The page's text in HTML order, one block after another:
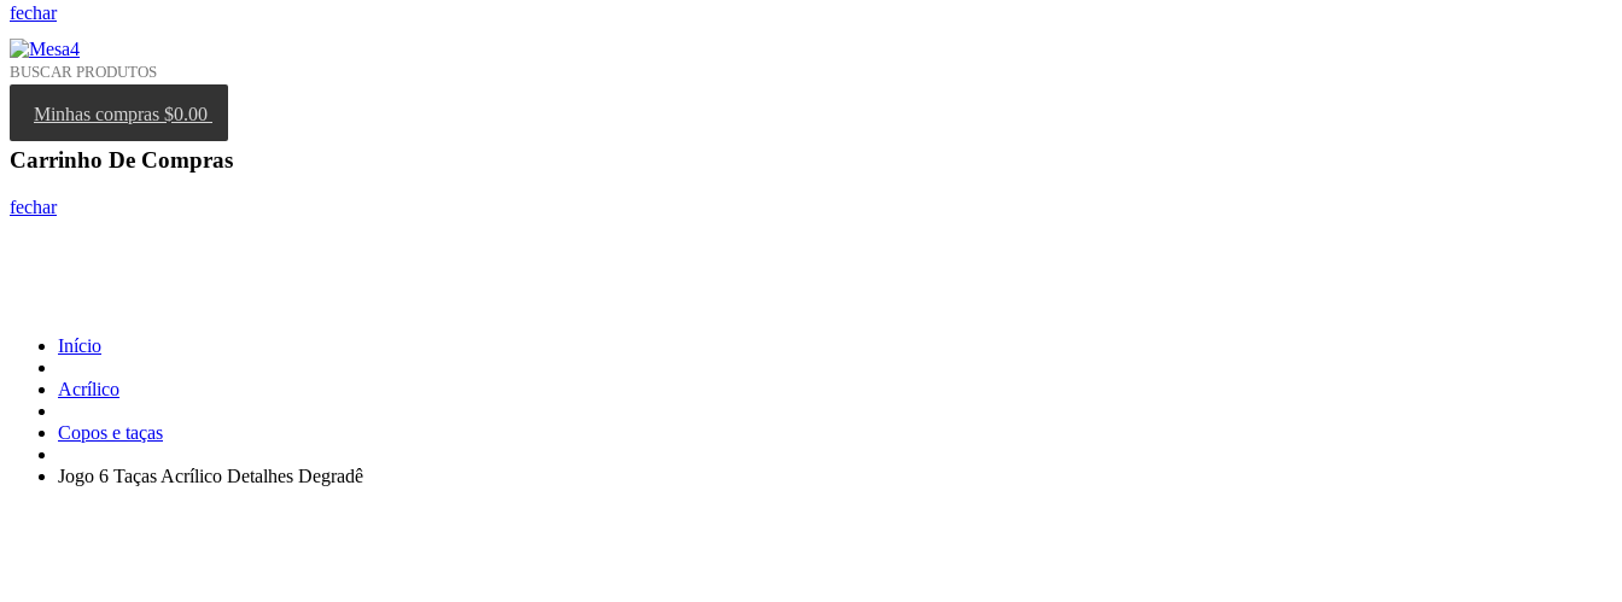
fechar
Minhas compras $0.00
Carrinho De Compras
fechar
Início
Acrílico
Copos e taças
Jogo 6 Taças Acrílico Detalhes Degradê